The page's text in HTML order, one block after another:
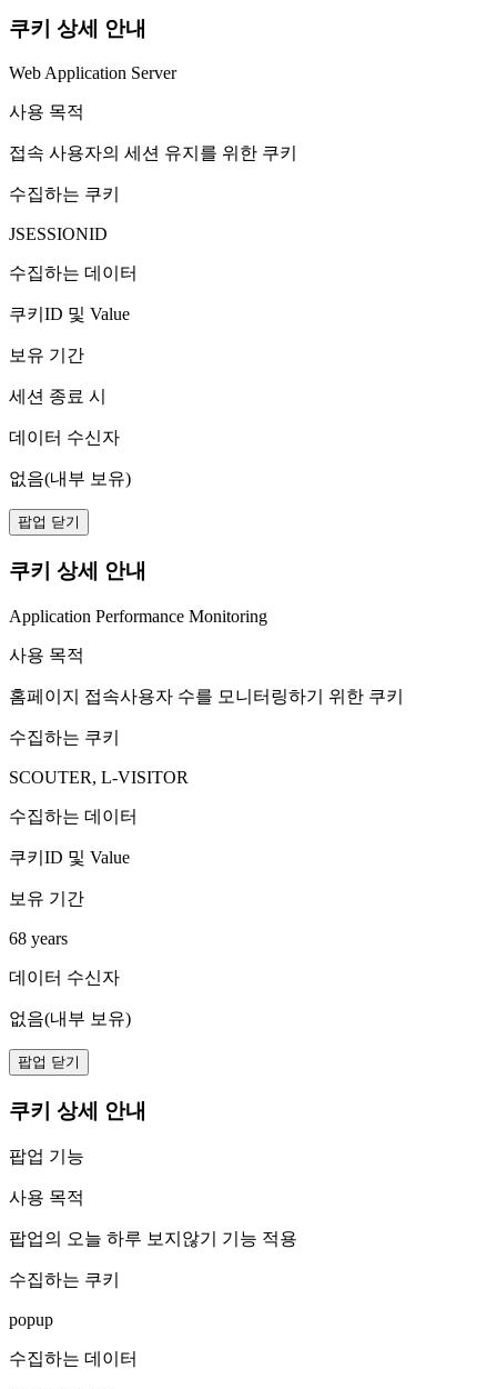
쿠키 상세 안내
Web Application Server
사용 목적
접속 사용자의 세션 유지를 위한 쿠키
수집하는 쿠키
JSESSIONID
수집하는 데이터
쿠키ID 및 Value
보유 기간
세션 종료 시
데이터 수신자
없음(내부 보유)
팝업 닫기
쿠키 상세 안내
Application Performance Monitoring
사용 목적
홈페이지 접속사용자 수를 모니터링하기 위한 쿠키
수집하는 쿠키
SCOUTER, L-VISITOR
수집하는 데이터
쿠키ID 및 Value
보유 기간
68 years
데이터 수신자
없음(내부 보유)
팝업 닫기
쿠키 상세 안내
팝업 기능
사용 목적
팝업의 오늘 하루 보지않기 기능 적용
수집하는 쿠키
popup
수집하는 데이터